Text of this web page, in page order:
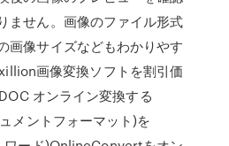
ません。画像のファイル形式
画像サイズなどもわかりやす
画像変換ソフトを割引価
オンライン変換する
メントフォーマット)を